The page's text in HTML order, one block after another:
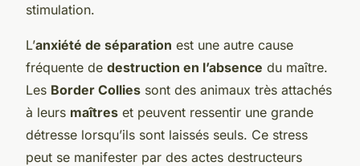
stimulation.
L’anxiété de séparation est une autre cause
fréquente de destruction en l’absence du maître.
Les Border Collies sont des animaux très attachés
à leurs maîtres et peuvent ressentir une grande
détresse lorsqu’ils sont laissés seuls. Ce stress
peut se manifester par des actes destructeurs